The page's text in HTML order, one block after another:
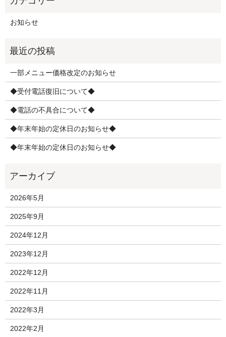
お知らせ
一部メニュー価格改定のお知らせ
◆受付電話復旧について◆
◆電話の不具合について◆
◆年末年始の定休日のお知らせ◆
◆年末年始の定休日のお知らせ◆
2026年5月
2025年9月
2024年12月
2023年12月
2022年12月
2022年11月
2022年3月
2022年2月